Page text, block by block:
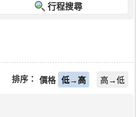
行程搜尋
排序： 價格 低→高 高→低